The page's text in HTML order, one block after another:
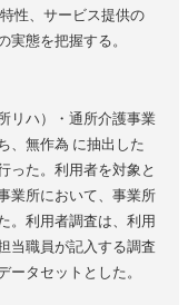
性、サービス提供の
実態を把握する。
リハ）・通所介護事業
、無作為 に抽出した
った。利用者を対象と
業所において、事業所
。利用者調査は、利用
当職員が記入する調査
タセットとした。